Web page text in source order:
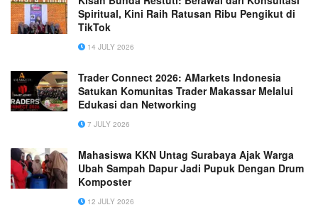
Spiritual, Kini Raih Ratusan Ribu Pengikut di
TikTok
14 JULY 2026
Trader Connect 2026: AMarkets Indonesia
Satukan Komunitas Trader Makassar Melalui
Edukasi dan Networking
7 JULY 2026
Mahasiswa KKN Untag Surabaya Ajak Warga
Ubah Sampah Dapur Jadi Pupuk Dengan Drum
Komposter
12 JULY 2026